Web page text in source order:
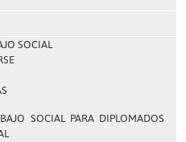
SOCIAL
SOCIAL PARA DIPLOMADOS